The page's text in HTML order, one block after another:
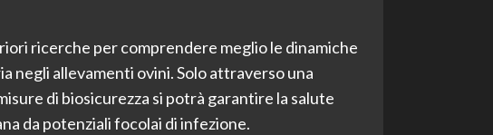
ricerche per comprendere meglio le dinamiche
negli allevamenti ovini. Solo attraverso una
di biosicurezza si potrà garantire la salute
da potenziali focolai di infezione.